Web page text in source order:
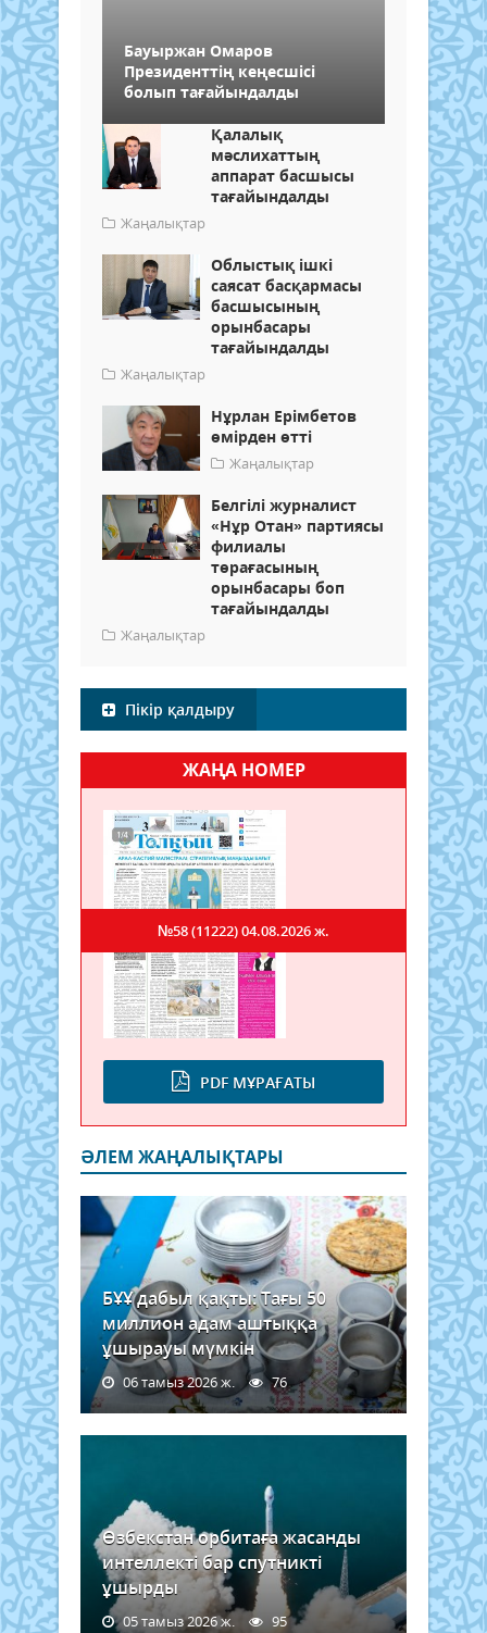
Бауыржан Омаров
Президенттің кеңесшісі
болып тағайындалды
Қалалық
мәслихаттың
аппарат басшысы
тағайындалды
Жаңалықтар
Облыстық ішкі
саясат басқармасы
басшысының
орынбасары
тағайындалды
Жаңалықтар
Нұрлан Ерімбетов
өмірден өтті
Жаңалықтар
Белгілі журналист
«Нұр Отан» партиясы
филиалы
төрағасының
орынбасары боп
тағайындалды
Жаңалықтар
Пікір қалдыру
ЖАҢА НОМЕР
PDF МҰРАҒАТЫ
№58 (11222)04.08.2026 ж.
ӘЛЕМ ЖАҢАЛЫҚТАРЫ
БҰҰ дабыл қақты: Тағы 50
миллион адам аштыққа
ұшырауы мүмкін
06 тамыз 2026 ж. 76
Өзбекстан орбитаға жасанды
интеллекті бар спутникті
ұшырды
05 тамыз 2026 ж. 95